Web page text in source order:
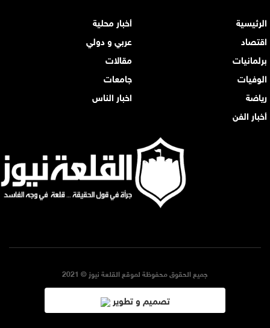
الرئيسية
أخبار محلية
اقتصاد
عربي و دولي
برلمانيات
مقالات
الوفيات
جامعات
رياضة
اخبار الناس
أخبار الفن
جميع الحقوق محفوظة لموقع القلعة نيوز © 2021
تصميم و تطوير